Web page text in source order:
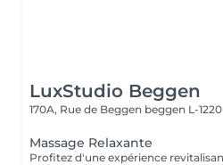
LuxStudio Beggen
170A, Rue de Beggen beggen L-1220
Massage Relaxante